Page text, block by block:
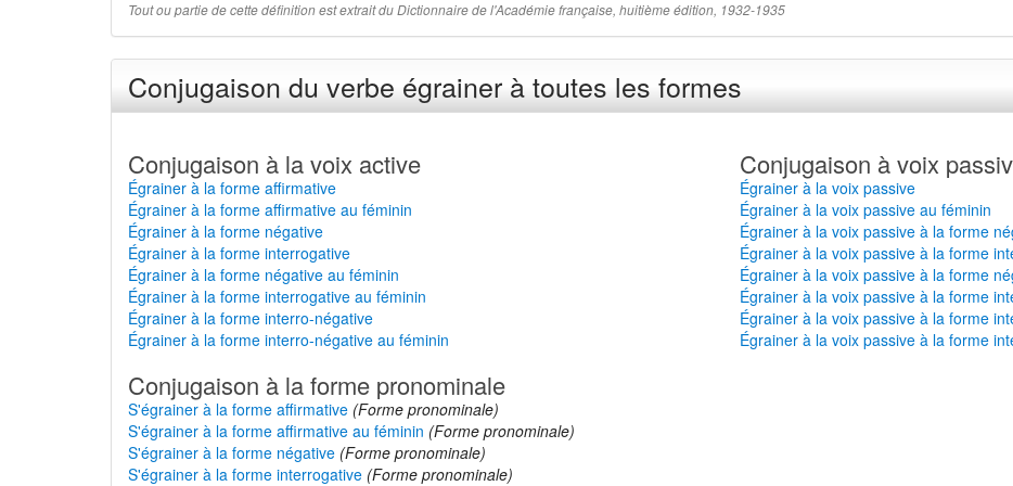
Tout ou partie de cette définition est extrait du Dictionnaire de l'Académie française, huitième édition, 1932-1935
Conjugaison du verbe égrainer à toutes les formes
Conjugaison à la voix active
Égrainer à la forme affirmative
Égrainer à la forme affirmative au féminin
Égrainer à la forme négative
Égrainer à la forme interrogative
Égrainer à la forme négative au féminin
Égrainer à la forme interrogative au féminin
Égrainer à la forme interro-négative
Égrainer à la forme interro-négative au féminin
Conjugaison à voix
Égrainer à la voix passive
Égrainer à la voix passive au féminin
Égrainer à la voix passive à la forme
Égrainer à la voix passive à la forme
Égrainer à la voix passive à la forme
Égrainer à la voix passive à la forme
Égrainer à la voix passive à la forme
Égrainer à la voix passive à la forme
Conjugaison à la forme pronominale
S'égrainer à la forme affirmative (Forme pronominale)
S'égrainer à la forme affirmative au féminin (Forme pronominale)
S'égrainer à la forme négative (Forme pronominale)
S'égrainer à la forme interrogative (Forme pronominale)